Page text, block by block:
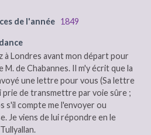
de l'année 1849
à Londres avant mon départ pour
de Chabannes. Il m'y écrit que la
une lettre pour vous (Sa lettre
prie de transmettre par voie sûre ;
s'il compte me l'envoyer ou
Je viens de lui répondre en le